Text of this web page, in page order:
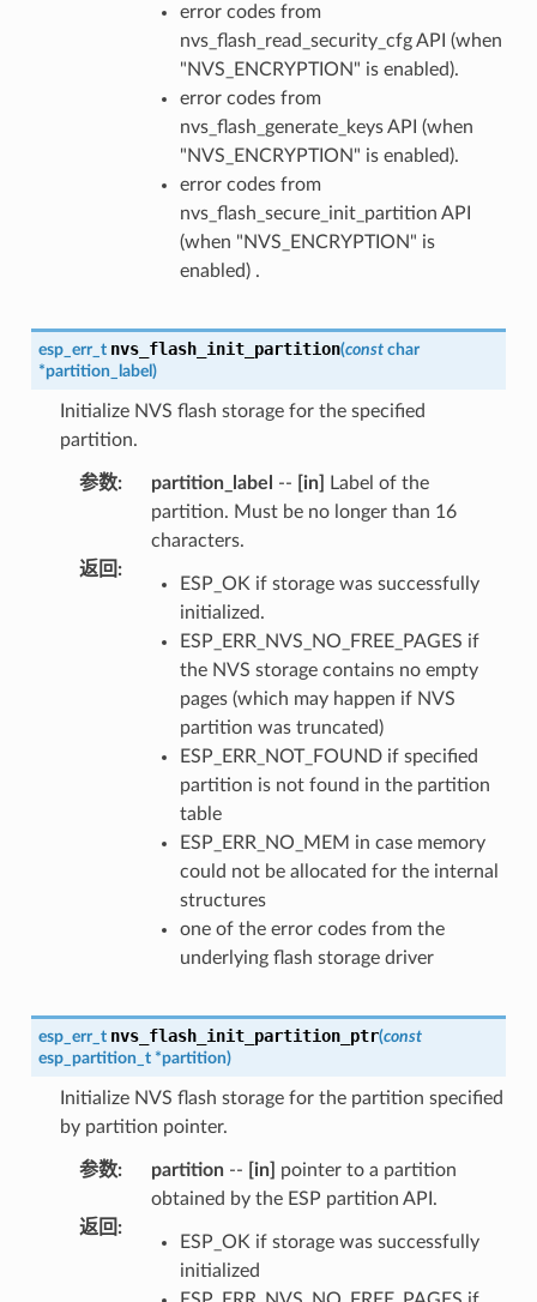
error codes from
nvs_flash_read_security_cfg API (when
"NVS_ENCRYPTION" is enabled).
error codes from
nvs_flash_generate_keys API (when
"NVS_ENCRYPTION" is enabled).
error codes from
nvs_flash_secure_init_partition API
(when "NVS_ENCRYPTION" is
enabled) .
esp_err_t nvs_flash_init_partition(const char
*partition_label )
Initialize NVS flash storage for the specified
partition.
参数: partition_label -- [in]
Label of the
partition. Must be no longer than 16
characters.
返回 :
ESP_OK if storage was successfully
initialized.
ESP_ERR_NVS_NO_FREE_PAGES if
the NVS storage contains no empty
pages (which may happen if NVS
partition was truncated)
ESP_ERR_NOT_FOUND if specified
partition is not found in the partition
table
ESP_ERR_NO_MEM in case memory
could not be allocated for the internal
structures
one of the error codes from the
underlying flash storage driver
esp_err_t nvs_flash_init_partition_ptr(const
esp_partition_t *partition)
Initialize NVS flash storage for the partition specified
by partition pointer.
参数: partition-- [in]
pointer to a partition
obtained by the ESP partition API.
返回 :
ESP_OK if storage was successfully
initialized